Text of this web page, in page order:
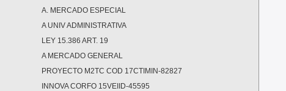
A. MERCADO ESPECIAL
A UNIV ADMINISTRATIVA
LEY 15.386 ART. 19
A MERCADO GENERAL
PROYECTO M2TC COD 17CTIMIN-82827
INNOVA CORFO 15VEIID-45595